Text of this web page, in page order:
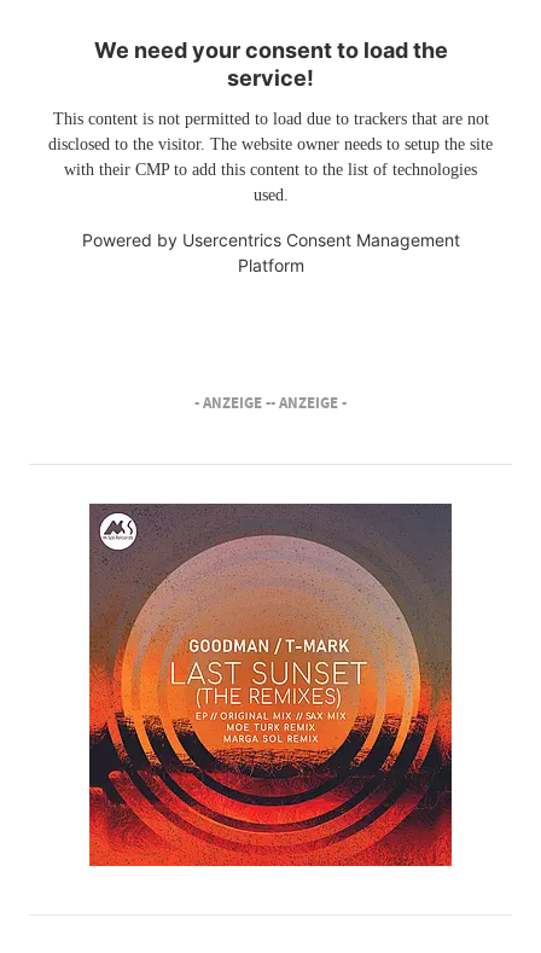
We need your consent to load the
service!
This content is not permitted to load due to trackers that are not
disclosed to the visitor. The website owner needs to setup the site
with their CMP to add this content to the list of technologies
used.
Powered by Usercentrics Consent Management
Platform
- ANZEIGE -- ANZEIGE -